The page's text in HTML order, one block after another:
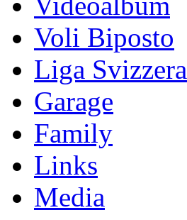
Voli Biposto
Liga Svizzera
Garage
Family
Links
Media